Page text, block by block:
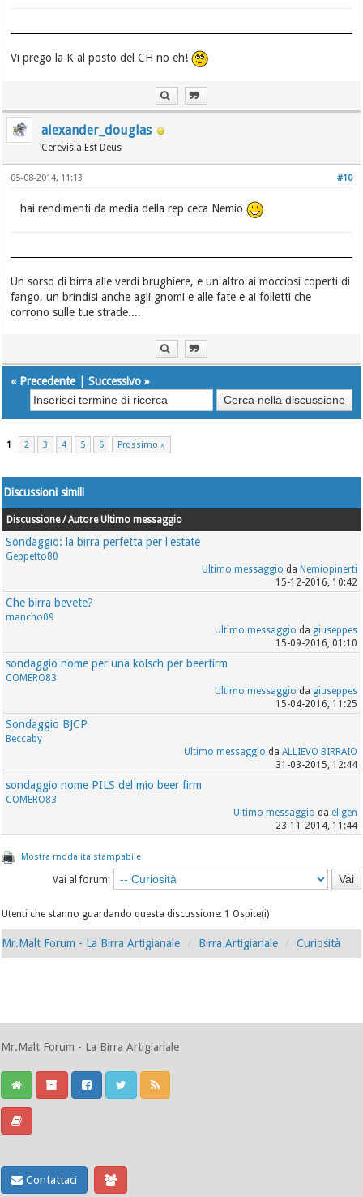
Vi prego la K al posto del CH no eh!
alexander_douglas
Cerevisia Est Deus
#10
05-08-2014, 11:13
hai rendimenti da media della rep ceca Nemio
Un sorso di birra alle verdi brughiere, e un altro ai mocciosi coperti di
fango, un brindisi anche agli gnomi e alle fate e ai folletti che
corrono sulle tue strade....
« Precedente|Successivo »
1 2 3 4 5 6 Prossimo »
Discussioni simili
Discussione / Autore Ultimo messaggio
Sondaggio: la birra perfetta per l'estate
Geppetto80
Ultimo messaggio da Nemiopinerti
15-12-2016, 10:42
Che birra bevete?
mancho09
Ultimo messaggio da giuseppes
15-09-2016, 01:10
sondaggio nome per una kolsch per beerfirm
COMERO83
Ultimo messaggio da giuseppes
15-04-2016, 11:25
Sondaggio BJCP
Beccaby
Ultimo messaggio da ALLIEVO BIRRAIO
31-03-2015, 12:44
sondaggio nome PILS del mio beer firm
COMERO83
Ultimo messaggio da eligen
23-11-2014, 11:44
Mostra modalità stampabile
Vai al forum:
Utenti che stanno guardando questa discussione: 1 Ospite(i)
Mr.Malt Forum - La Birra Artigianale Birra Artigianale Curiosità
Mr.Malt Forum - La Birra Artigianale
Contattaci